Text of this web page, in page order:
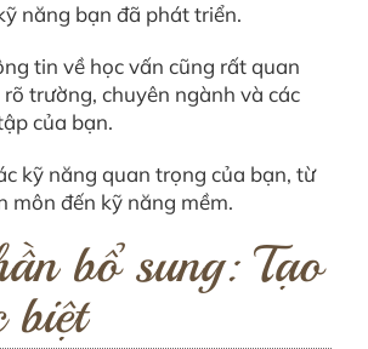
năng bạn đã phát triển.
tin về học vấn cũng rất quan
trường, chuyên ngành và các
của bạn.
kỹ năng quan trọng của bạn, từ
môn đến kỹ năng mềm.
bổ sung: Tạo
biệt